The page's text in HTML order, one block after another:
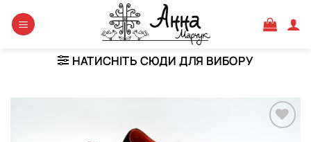
НАТИСНІТЬ СЮДИ ДЛЯ ВИБОРУ